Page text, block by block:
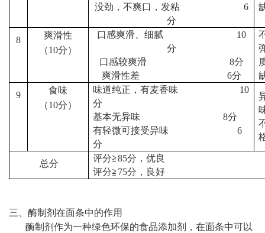
没劲，不爽口，发粘
6
分
8
爽滑性
（10分）
口感爽滑、细腻
10
分
口感较爽滑
8分
爽滑性差
6分
9
食味
（10分）
味道纯正，有麦香味
10
分
基本无异味
8分
有轻微可接受异味
6
分
总分
评分≧85分，优良
评分≧75分，良好
三、
酶制剂在面条中的作用
酶制剂作为一种绿色环保的食品添加剂，在面条中可以